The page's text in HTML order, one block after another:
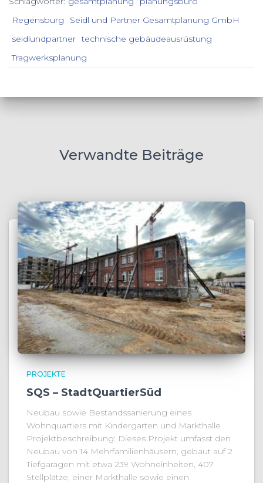
Regensburg
Seidl und Partner Gesamtplanung GmbH
seidlundpartner technische gebäudeausrüstung
Tragwerksplanung
Verwandte Beiträge
PROJEKTE
SQS – StadtQuartierSüd
Neubau sowie Bestandssanierung eines
Wohnquartiers mit Kindergarten und Markthalle
Projektbeschreibung: Dieses Projekt umfasst den
Neubau von 14 Mehrfamilienhäusern, gebaut auf 2
Tiefgaragen mit etwa 239 Wohneinheiten, 407
Stellplätze, einer Markthalle sowie einen